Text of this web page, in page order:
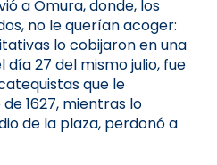
a Omura, donde, los
no le querían acoger:
lo cobijaron en una
día 27 del mismo julio, fue
que le
1627, mientras lo
de la plaza, perdonó a